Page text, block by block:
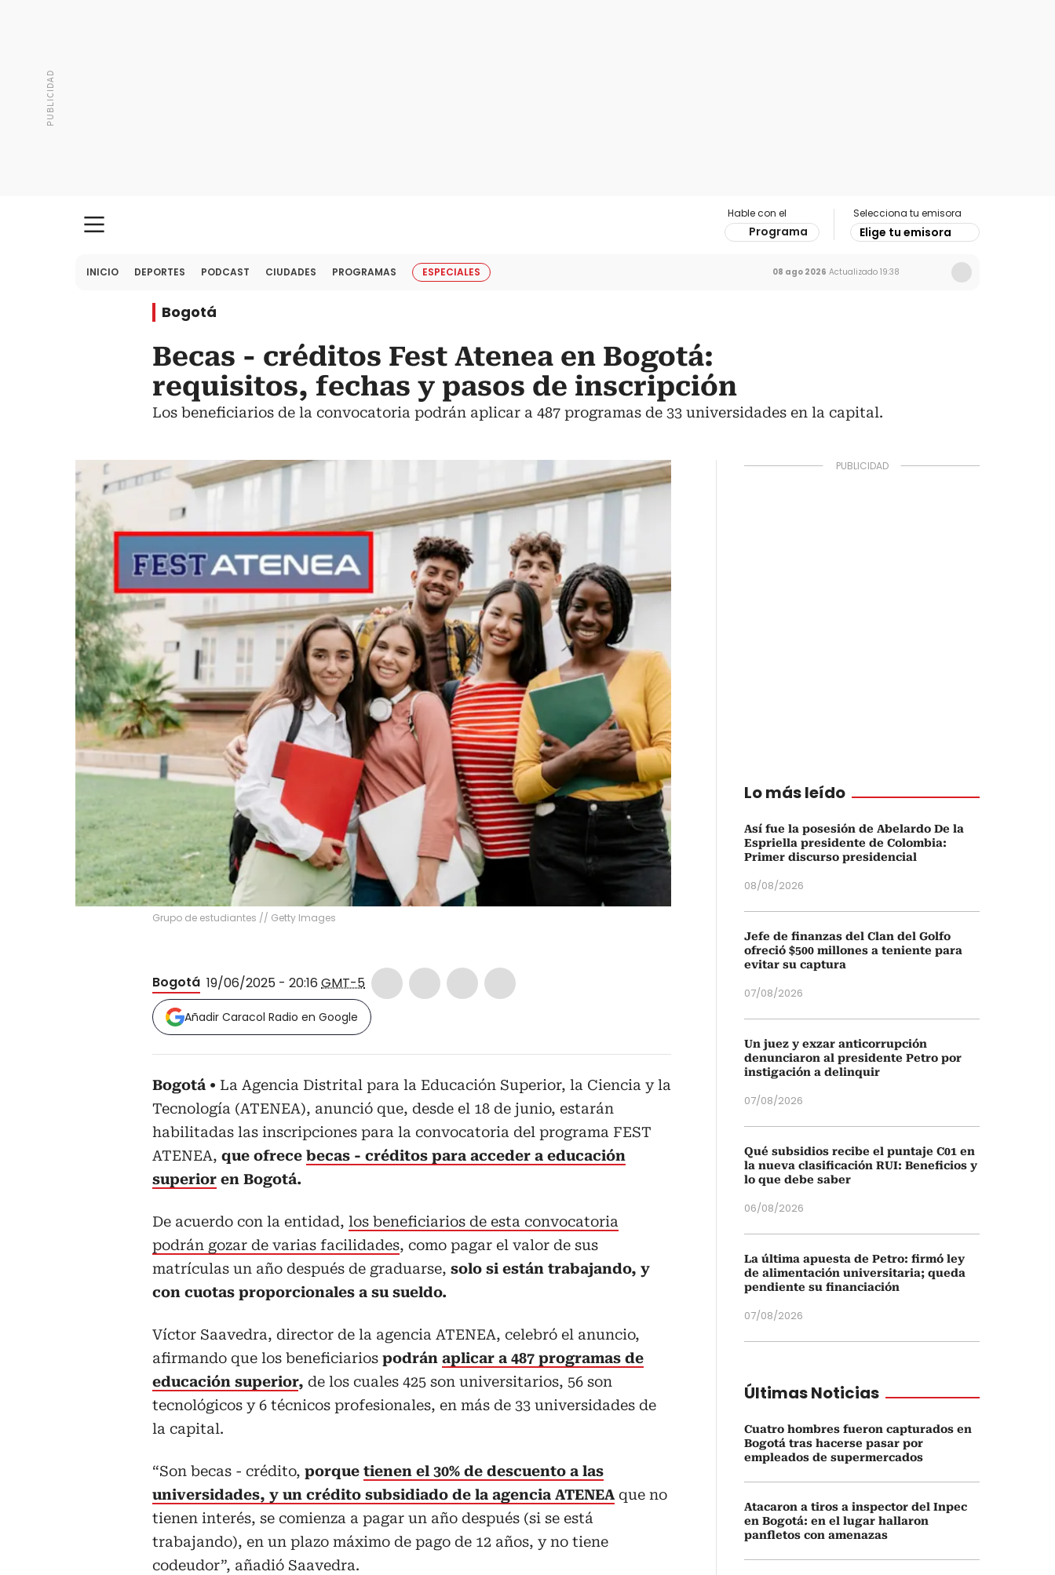
Hable con el
Programa
Selecciona tu emisora
Elige tu emisora
INICIO DEPORTES PODCAST CIUDADES PROGRAMAS ESPECIALES 08 ago 2026 Actualizado 19:38
Bogotá
Becas - créditos Fest Atenea en Bogotá:
requisitos, fechas y pasos de inscripción
Los beneficiarios de la convocatoria podrán aplicar a 487 programas de 33 universidades en la capital.
Grupo de estudiantes // Getty Images
Bogotá 19/06/2025 - 20:16 GMT-5
Añadir Caracol Radio en Google
Bogotá
La Agencia Distrital para la Educación Superior, la Ciencia y la
Tecnología (ATENEA), anunció que, desde el 18 de junio, estarán
habilitadas las inscripciones para la convocatoria del programa FEST
ATENEA, que ofrece becas - créditos para acceder a educación
superior en Bogotá.
De acuerdo con la entidad, los beneficiarios de esta convocatoria
podrán gozar de varias facilidades, como pagar el valor de sus
matrículas un año después de graduarse, solo si están trabajando, y
con cuotas proporcionales a su sueldo.
Víctor Saavedra, director de la agencia ATENEA, celebró el anuncio,
afirmando que los beneficiarios podrán aplicar a 487 programas de
educación superior, de los cuales 425 son universitarios, 56 son
tecnológicos y 6 técnicos profesionales, en más de 33 universidades de
la capital.
“Son becas - crédito, porque tienen el 30% de descuento a las
universidades, y un crédito subsidiado de la agencia ATENEAque no
tienen interés, se comienza a pagar un año después (si se está
trabajando), en un plazo máximo de pago de 12 años, y no tiene
codeudor”, añadió Saavedra.
Lo más leído
Así fue la posesión de Abelardo De la
Espriella presidente de Colombia:
Primer discurso presidencial
08/08/2026
Jefe de finanzas del Clan del Golfo
ofreció $500 millones a teniente para
evitar su captura
07/08/2026
Un juez y exzar anticorrupción
denunciaron al presidente Petro por
instigación a delinquir
07/08/2026
Qué subsidios recibe el puntaje C01 en
la nueva clasificación RUI: Beneficios y
lo que debe saber
06/08/2026
La última apuesta de Petro: firmó ley
de alimentación universitaria; queda
pendiente su financiación
07/08/2026
Últimas Noticias
Cuatro hombres fueron capturados en
Bogotá tras hacerse pasar por
empleados de supermercados
Atacaron a tiros a inspector del Inpec
en Bogotá: en el lugar hallaron
panfletos con amenazas